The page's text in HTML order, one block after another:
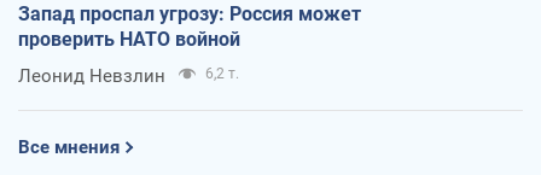
Запад проспал угрозу: Россия может
проверить НАТО войной
Леонид Невзлин 6,2 т.
Все мнения